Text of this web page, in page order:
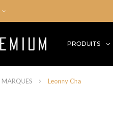
PRODUITS
MARQUES Leonny Cha